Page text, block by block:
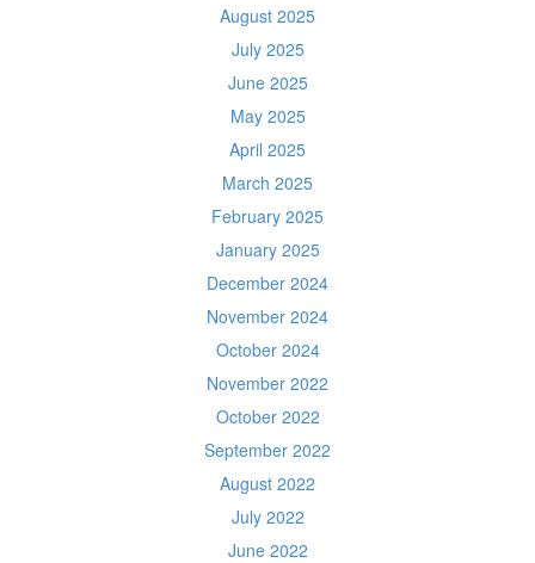
August 2025
July 2025
June 2025
May 2025
April 2025
March 2025
February 2025
January 2025
December 2024
November 2024
October 2024
November 2022
October 2022
September 2022
August 2022
July 2022
June 2022